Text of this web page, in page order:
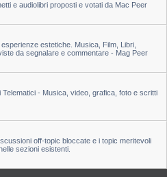
e audiolibri proposti e votati da Mac Peer
estetiche. Musica, Film, Libri,
da segnalare e commentare - Mag Peer
Telematici - Musica, video, grafica, foto e scritti
off-topic bloccate e i topic meritevoli
sezioni esistenti.